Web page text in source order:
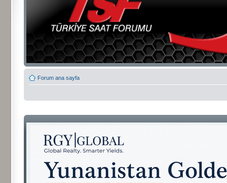
Forum ana sayfa